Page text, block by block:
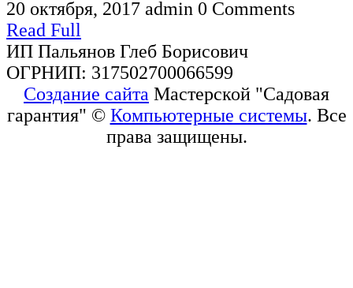
20 октября, 2017 admin 0 Comments
Read Full
ИП Пальянов Глеб Борисович
ОГРНИП: 317502700066599
Создание сайта Мастерской "Садовая
гарантия" © Компьютерные системы. Все
права защищены.